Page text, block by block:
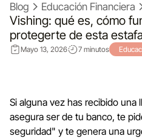
Blog Educación Financiera
Vishing: qué es, cómo
protegerte de esta
Mayo 13, 2026 7 minutos
Si alguna vez has recibido una
asegura ser de tu banco, te
seguridad" y te genera una